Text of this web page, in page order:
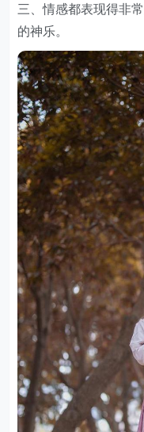
三、情感都表现得非
的神乐。